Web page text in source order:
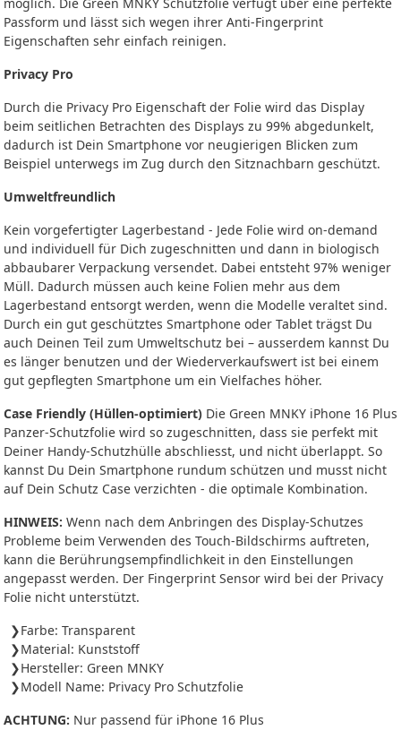
Passform und lässt sich wegen ihrer Anti-Fingerprint
Eigenschaften sehr einfach reinigen.
Privacy Pro
Durch die Privacy Pro Eigenschaft der Folie wird das Display
beim seitlichen Betrachten des Displays zu 99% abgedunkelt,
dadurch ist Dein Smartphone vor neugierigen Blicken zum
Beispiel unterwegs im Zug durch den Sitznachbarn geschützt.
Umweltfreundlich
Kein vorgefertigter Lagerbestand - Jede Folie wird on-demand
und individuell für Dich zugeschnitten und dann in biologisch
abbaubarer Verpackung versendet. Dabei entsteht 97% weniger
Müll. Dadurch müssen auch keine Folien mehr aus dem
Lagerbestand entsorgt werden, wenn die Modelle veraltet sind.
Durch ein gut geschütztes Smartphone oder Tablet trägst Du
auch Deinen Teil zum Umweltschutz bei – ausserdem kannst Du
es länger benutzen und der Wiederverkaufswert ist bei einem
gut gepflegten Smartphone um ein Vielfaches höher.
Case Friendly (Hüllen-optimiert) Die Green MNKY iPhone 16 Plus
Panzer-Schutzfolie wird so zugeschnitten, dass sie perfekt mit
Deiner Handy-Schutzhülle abschliesst, und nicht überlappt. So
kannst Du Dein Smartphone rundum schützen und musst nicht
auf Dein Schutz Case verzichten - die optimale Kombination.
HINWEIS: Wenn nach dem Anbringen des Display-Schutzes
Probleme beim Verwenden des Touch-Bildschirms auftreten,
kann die Berührungsempfindlichkeit in den Einstellungen
angepasst werden. Der Fingerprint Sensor wird bei der Privacy
Folie nicht unterstützt.
Farbe: Transparent
Material: Kunststoff
Hersteller: Green MNKY
Modell Name: Privacy Pro Schutzfolie
ACHTUNG: Nur passend für iPhone 16 Plus